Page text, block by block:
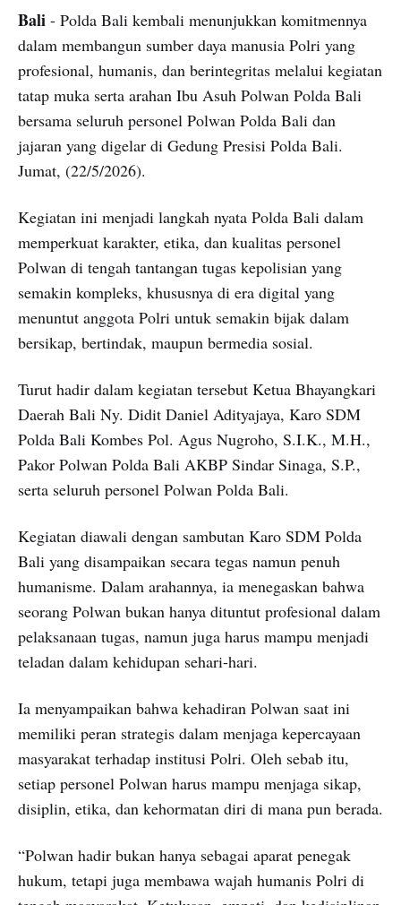
Bali - Polda Bali kembali menunjukkan komitmennya
dalam membangun sumber daya manusia Polri yang
profesional, humanis, dan berintegritas melalui kegiatan
tatap muka serta arahan Ibu Asuh Polwan Polda Bali
bersama seluruh personel Polwan Polda Bali dan
jajaran yang digelar di Gedung Presisi Polda Bali.
Jumat, (22/5/2026).
Kegiatan ini menjadi langkah nyata Polda Bali dalam
memperkuat karakter, etika, dan kualitas personel
Polwan di tengah tantangan tugas kepolisian yang
semakin kompleks, khususnya di era digital yang
menuntut anggota Polri untuk semakin bijak dalam
bersikap, bertindak, maupun bermedia sosial.
Turut hadir dalam kegiatan tersebut Ketua Bhayangkari
Daerah Bali Ny. Didit Daniel Adityajaya, Karo SDM
Polda Bali Kombes Pol. Agus Nugroho, S.I.K., M.H.,
Pakor Polwan Polda Bali AKBP Sindar Sinaga, S.P.,
serta seluruh personel Polwan Polda Bali.
Kegiatan diawali dengan sambutan Karo SDM Polda
Bali yang disampaikan secara tegas namun penuh
humanisme. Dalam arahannya, ia menegaskan bahwa
seorang Polwan bukan hanya dituntut profesional dalam
pelaksanaan tugas, namun juga harus mampu menjadi
teladan dalam kehidupan sehari-hari.
Ia menyampaikan bahwa kehadiran Polwan saat ini
memiliki peran strategis dalam menjaga kepercayaan
masyarakat terhadap institusi Polri. Oleh sebab itu,
setiap personel Polwan harus mampu menjaga sikap,
disiplin, etika, dan kehormatan diri di mana pun berada.
“Polwan hadir bukan hanya sebagai aparat penegak
hukum, tetapi juga membawa wajah humanis Polri di